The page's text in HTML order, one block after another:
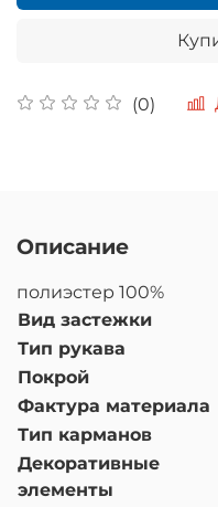
(0)
Описание
полиэстер 100%
Вид застежки
Тип рукава
Покрой
Фактура материала
Тип карманов
Декоративные
элементы